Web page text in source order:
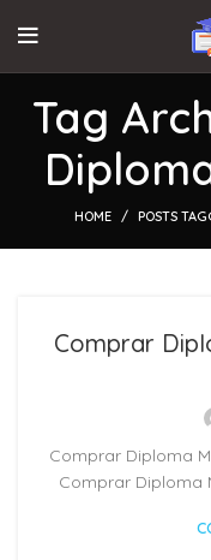
Tag
HOME POSTS
Comprar
Comprar Diploma
Comprar Diploma